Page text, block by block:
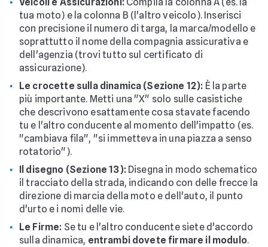
tua moto) e la colonna B (l'altro veicolo). Inserisci
con precisione il numero di targa, la marca/modello e
soprattutto il nome della compagnia assicurativa e
dell'agenzia (trovi tutto sul certificato di
assicurazione).
Le crocette sulla dinamica (Sezione 12): È la parte
più importante. Metti una "X" solo sulle casistiche
che descrivono esattamente cosa stavate facendo
tu e l'altro conducente al momento dell'impatto (es.
"cambiava fila", "si immetteva in una piazza a senso
rotatorio").
Il disegno (Sezione 13):Disegna in modo schematico
il tracciato della strada, indicando con delle frecce la
direzione di marcia della moto e dell'auto, il punto
d'urto e i nomi delle vie.
Le Firme: Se tu e l'altro conducente siete d'accordo
sulla dinamica, entrambi dovete firmare il modulo.